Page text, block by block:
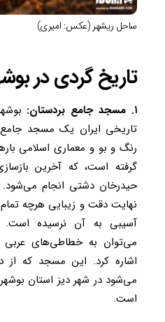
ساحل ریشهر (عکس: امیری)
تاریخ گردی در
۱. مسجد جامع بردستان:
تاریخی ایران یک مسجد
رنگ و بو و معماری اسلامی
حیدرخان دشتی انجام
نهایت دقت و زیبایی هرچه
آسیبی به آن نرسیده است.
می‌توان به خطاطی‌های
اشاره کرد. این مسجد که
می‌شود در شهر دیز استان
است.